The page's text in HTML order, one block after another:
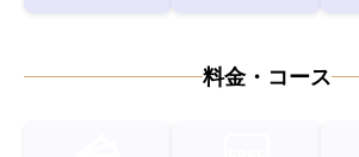
料金・コース